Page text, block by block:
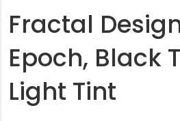
Fractal
Epoch, Black
Light Tint